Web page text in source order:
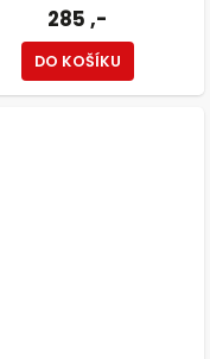
285 ,-
DO KOŠÍKU